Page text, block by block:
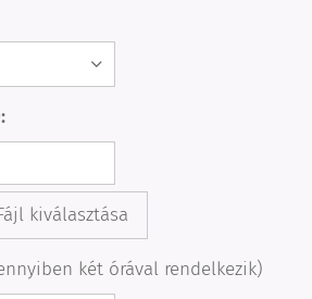
kiválasztása
két órával rendelkezik)